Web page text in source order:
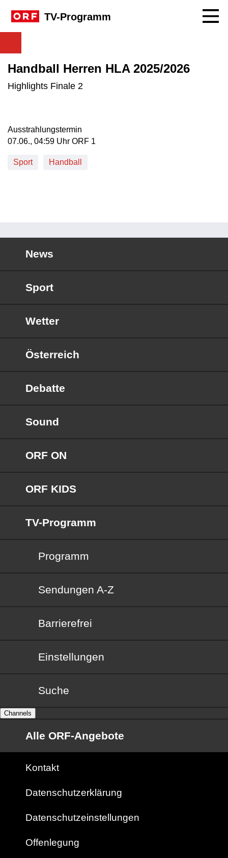
TV-Programm
Handball Herren HLA 2025/2026
Highlights Finale 2
Ausstrahlungstermin
07. Juni, 04:59 Uhr in ORF 1
07.06., 04:59 Uhr ORF 1
Sport Handball
News
Sport
Wetter
Österreich
Debatte
Sound
ORF ON
ORF KIDS
TV-Programm
Programm
Sendungen von A bis Z
Sendungen A-Z
Barrierefrei
Barrierefrei
Einstellungen
Suche
Channels
Alle ORF-Angebote
Kontakt
Datenschutzerklärung
Datenschutzeinstellungen
Offenlegung